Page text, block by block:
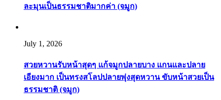
ละมุนเป็นธรรมชาติมากค่า (จมูก)
July 1, 2026
สวยหวานรับหน้าสุดๆ แก้จมูกปลายบาง แกนและปลาย
เอียงมาก เป็นทรงสโลปปลายพุ่งสุดหวาน ขับหน้าสวยเป็น
ธรรมชาติ (จมูก)